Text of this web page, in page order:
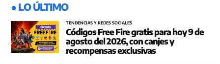
● LO ÚLTIMO
TENDENCIAS Y REDES SOCIALES
Códigos Free Fire gratis para hoy 9 de
agosto del 2026, con canjes y
recompensas exclusivas